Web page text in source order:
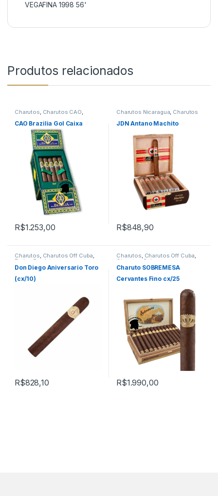
VEGAFINA 1998 56'
Produtos relacionados
Charutos Charutos CAO
Charutos Nicaragua Charutos
Off Cuba,Primeira Página
CAO Brazilia Gol Caixa
R$1.253,00
Charutos Nicaragua Charutos
JDN Antano Machito
R$848,90
Charutos, Charutos Off Cuba,
Todos Produtos
Don Diego Aniversario Toro
(cx/10)
R$828,10
Charutos, Charutos Off Cuba,
Charutos Sobremesa
Charuto SOBREMESA
Cervantes Fino cx/25
R$1.990,00